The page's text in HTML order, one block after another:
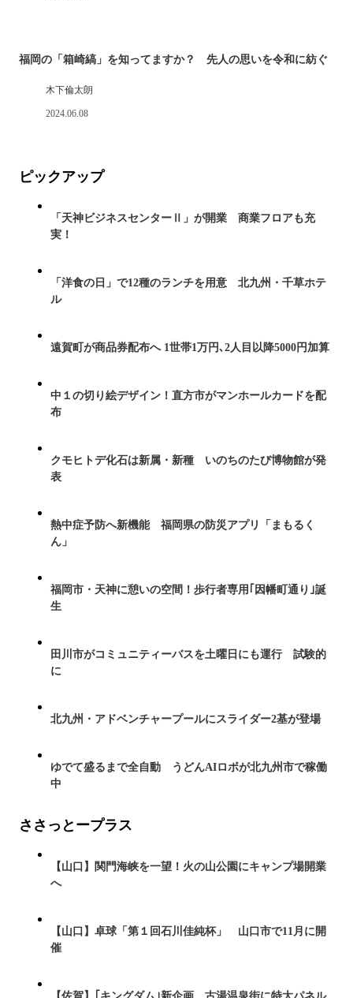
福岡の「箱崎縞」を知ってますか？ 先人の思いを令和に紡ぐ
木下倫太朗
2024.06.08
ピックアップ
「天神ビジネスセンターⅡ」が開業 商業フロアも充
実！
「洋食の日」で12種のランチを用意 北九州・千草ホテ
ル
遠賀町が商品券配布へ 1世帯1万円､2人目以降5000円加算
中１の切り絵デザイン！直方市がマンホールカードを配
布
クモヒトデ化石は新属・新種 いのちのたび博物館が発
表
熱中症予防へ新機能 福岡県の防災アプリ「まもるく
ん」
福岡市・天神に憩いの空間！歩行者専用｢因幡町通り｣誕
生
田川市がコミュニティーバスを土曜日にも運行 試験的
に
北九州・アドベンチャープールにスライダー2基が登場
ゆでて盛るまで全自動 うどんAIロボが北九州市で稼働
中
ささっとープラス
【山口】関門海峡を一望！火の山公園にキャンプ場開業
へ
【山口】卓球「第１回石川佳純杯」 山口市で11月に開
催